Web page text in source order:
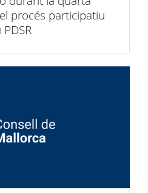
procés participatiu